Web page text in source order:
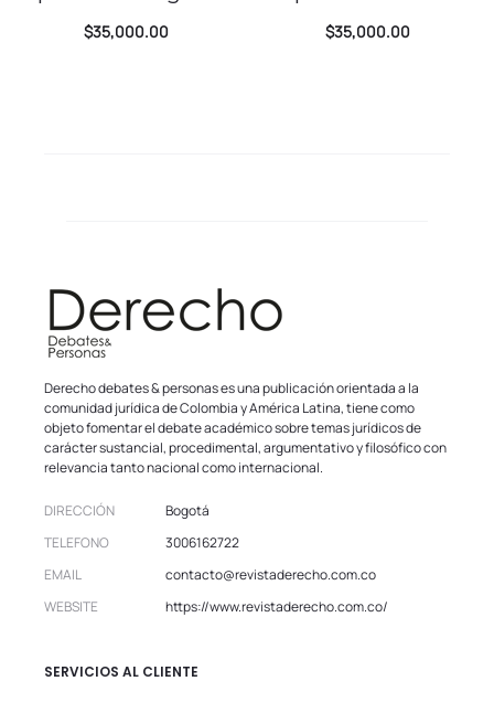
$35,000.00 $35,000.00
Derecho debates & personas es una publicación orientada a la
comunidad jurídica de Colombia y América Latina, tiene como
objeto fomentar el debate académico sobre temas jurídicos de
carácter sustancial, procedimental, argumentativo y filosófico con
relevancia tanto nacional como internacional.
DIRECCIÓN
Bogotá
TELEFONO
3006162722
EMAIL
contacto@revistaderecho.com.co
WEBSITE
https://www.revistaderecho.com.co/
SERVICIOS AL CLIENTE